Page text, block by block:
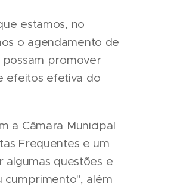
estamos, no
o agendamento de
promover
efeitos efetiva do
a Câmara Municipal
Frequentes e um
algumas questões e
cumprimento", além